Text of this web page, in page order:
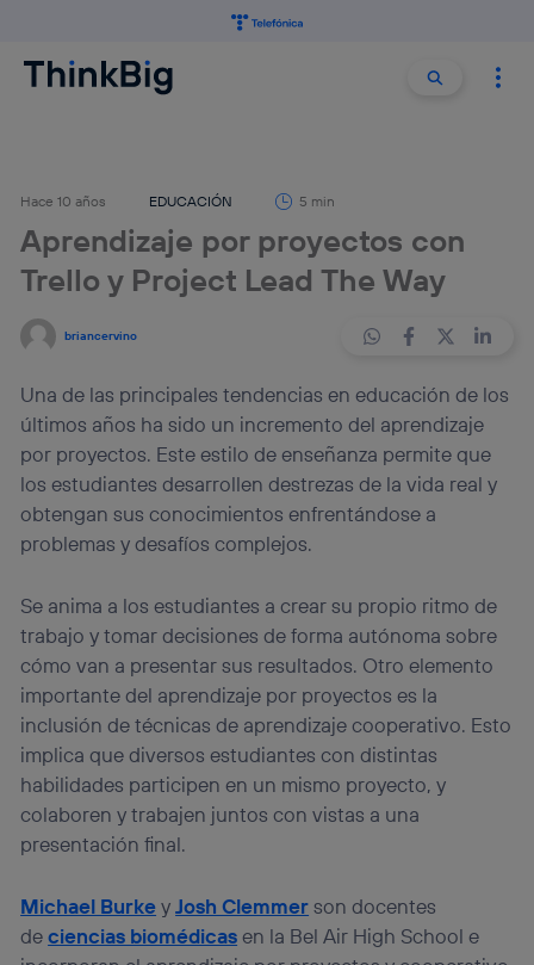
Buscar
Hace 10 años EDUCACIÓN 5 min
Aprendizaje por proyectos con
Trello y Project Lead The Way
briancervino
Una de las principales tendencias en educación de los
últimos años ha sido un incremento del aprendizaje
por proyectos. Este estilo de enseñanza permite que
los estudiantes desarrollen destrezas de la vida real y
obtengan sus conocimientos enfrentándose a
problemas y desafíos complejos.
Se anima a los estudiantes a crear su propio ritmo de
trabajo y tomar decisiones de forma autónoma sobre
cómo van a presentar sus resultados. Otro elemento
importante del aprendizaje por proyectos es la
inclusión de técnicas de aprendizaje cooperativo. Esto
implica que diversos estudiantes con distintas
habilidades participen en un mismo proyecto, y
colaboren y trabajen juntos con vistas a una
presentación final.
Michael BurkeyJosh Clemmerson docentes
deciencias biomédicasen la Bel Air High School e